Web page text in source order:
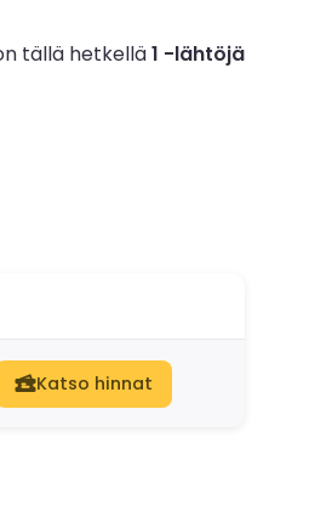
tällä hetkellä1 -lähtöjä
Katso hinnat